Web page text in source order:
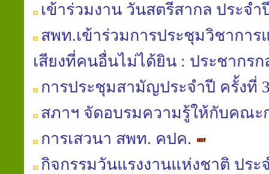
เข้าร่วมงาน วันสตรีสากล ประจำ
สพท.เข้าร่วมการประชุมวิชาการ
เสียงที่คนอื่นไม่ได้ยิน : ประชากรก
การประชุมสามัญประจำปี ครั้งที่
สภาฯ จัดอบรมความรู้ให้กับคณะ
การเสวนา สพท. คปค.
กิจกรรมวันแรงงานแห่งชาติ ประ